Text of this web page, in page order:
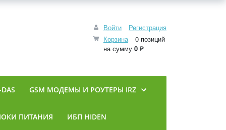
Войти
Регистрация
Корзина
0 позиций
на сумму 0 ₽
GSM МОДЕМЫ И РОУТЕРЫ IRZ
ПИТАНИЯ ИБП HIDEN